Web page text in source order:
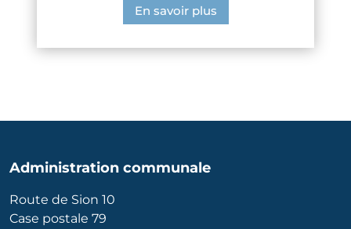
En savoir plus
Administration communale
Route de Sion 10
Case postale 79